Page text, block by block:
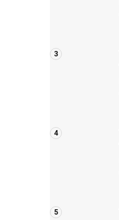
e